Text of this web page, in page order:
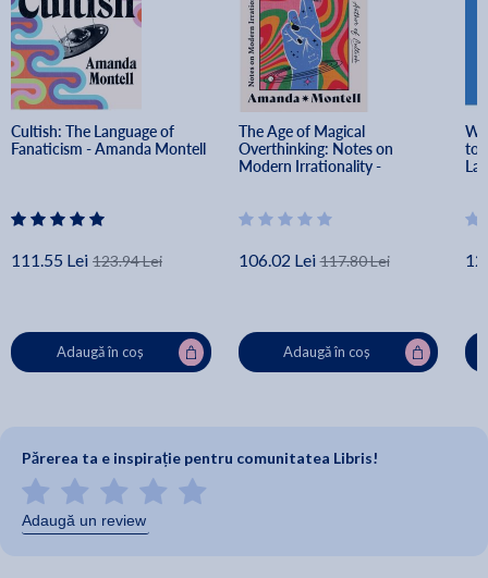
Cultish: The Language of
Fanaticism - Amanda Montell
111.55 Lei 123.94 Lei
Adaugă în coș
The Age of Magical
Overthinking: Notes on
Modern Irrationality -
106.02 Lei 117.80 Lei
Adaugă în coș
to
Părerea ta e inspirație pentru comunitatea Libris!
Adaugă un review